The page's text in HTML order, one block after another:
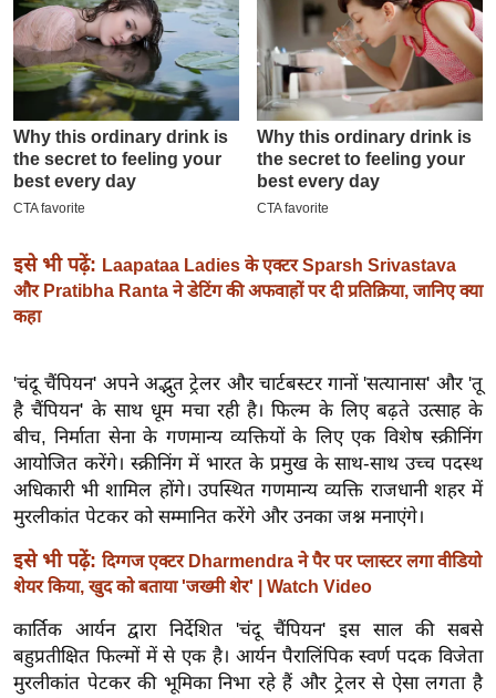
इ
म
ई
-
पे
प
र
सा
ल
मि
सा
ल
श
ख्सि
य
त
यं
ग
इं
डि
इसे भी पढ़ें: Laapataa Ladies के एक्टर Sparsh Srivastava
और Pratibha Ranta ने डेटिंग की अफवाहों पर दी प्रतिक्रिया, जानिए क्या
कहा
'चंदू चैंपियन' अपने अद्भुत ट्रेलर और चार्टबस्टर गानों 'सत्यानास' और 'तू
है चैंपियन' के साथ धूम मचा रही है। फिल्म के लिए बढ़ते उत्साह के
बीच, निर्माता सेना के गणमान्य व्यक्तियों के लिए एक विशेष स्क्रीनिंग
आयोजित करेंगे। स्क्रीनिंग में भारत के प्रमुख के साथ-साथ उच्च पदस्थ
अधिकारी भी शामिल होंगे। उपस्थित गणमान्य व्यक्ति राजधानी शहर में
मुरलीकांत पेटकर को सम्मानित करेंगे और उनका जश्न मनाएंगे।
इसे भी पढ़ें: दिग्गज एक्टर Dharmendra ने पैर पर प्लास्टर लगा वीडियो
शेयर किया, खुद को बताया 'जख्मी शेर' | Watch Video
कार्तिक आर्यन द्वारा निर्देशित 'चंदू चैंपियन' इस साल की सबसे
बहुप्रतीक्षित फिल्मों में से एक है। आर्यन पैरालिंपिक स्वर्ण पदक विजेता
मुरलीकांत पेटकर की भूमिका निभा रहे हैं और ट्रेलर से ऐसा लगता है